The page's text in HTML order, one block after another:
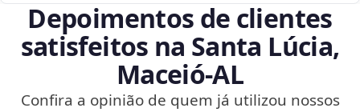
Depoimentos de clientes
satisfeitos na Santa Lúcia,
Maceió‑AL
Confira a opinião de quem já utilizou nossos